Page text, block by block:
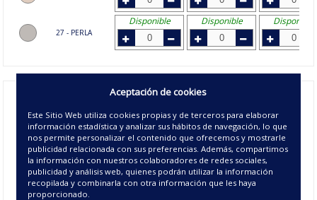
27 - PERLA
Disponible Disponible Disponible
en algodón 100% y acabado en Stone Wash. Presenta un
dibujo de rombos en relieve con cuadro lateral en 5 medidas
y 3 colores lisos.ColchaTejida Jacquard en color lisopara
que puedas decorar la habitación como más te guste.
Puedes coordinarlos con losCojines Jacquard Relax. Cojines
y rellenos no incluidos, se pueden adquirir por separado.
Aceptación de cookies
Este Sitio Web utiliza cookies propias y de terceros para elaborar
información estadística y analizar sus hábitos de navegación, lo que
nos permite personalizar el contenido que ofrecemos y mostrarle
publicidad relacionada con sus preferencias. Además, compartimos
la información con nuestros colaboradores de redes sociales,
publicidad y análisis web, quienes podrán utilizar la información
recopilada y combinarla con otra información que les haya
proporcionado.